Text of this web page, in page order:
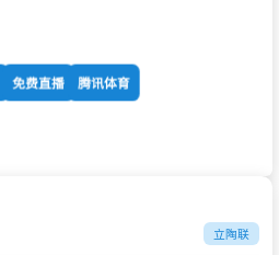
免费直播 腾讯体育
立陶联